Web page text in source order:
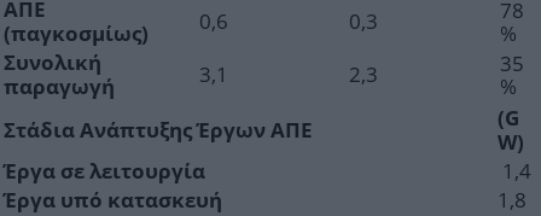
ΑΠΕ
(παγκοσμίως)
0,6 0,3
78
%
Συνολική
παραγωγή
3,1 2,3
35
%
Στάδια Ανάπτυξης Έργων ΑΠΕ
(G
W)
Έργα σε λειτουργία
1,4
Έργα υπό κατασκευή 1,8